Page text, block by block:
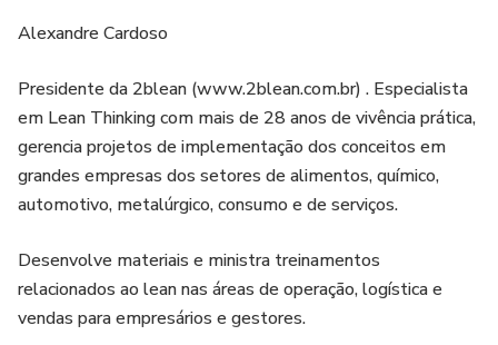
Alexandre Cardoso
Presidente da 2blean (www.2blean.com.br) . Especialista
em Lean Thinking com mais de 28 anos de vivência prática,
gerencia projetos de implementação dos conceitos em
grandes empresas dos setores de alimentos, químico,
automotivo, metalúrgico, consumo e de serviços.
Desenvolve materiais e ministra treinamentos
relacionados ao lean nas áreas de operação, logística e
vendas para empresários e gestores.